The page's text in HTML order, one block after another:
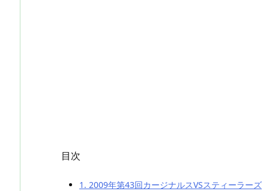
目次
1. 2009年第43回カージナルスVSスティーラーズ